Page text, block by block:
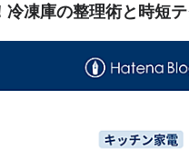
冷凍庫の整理術と時短